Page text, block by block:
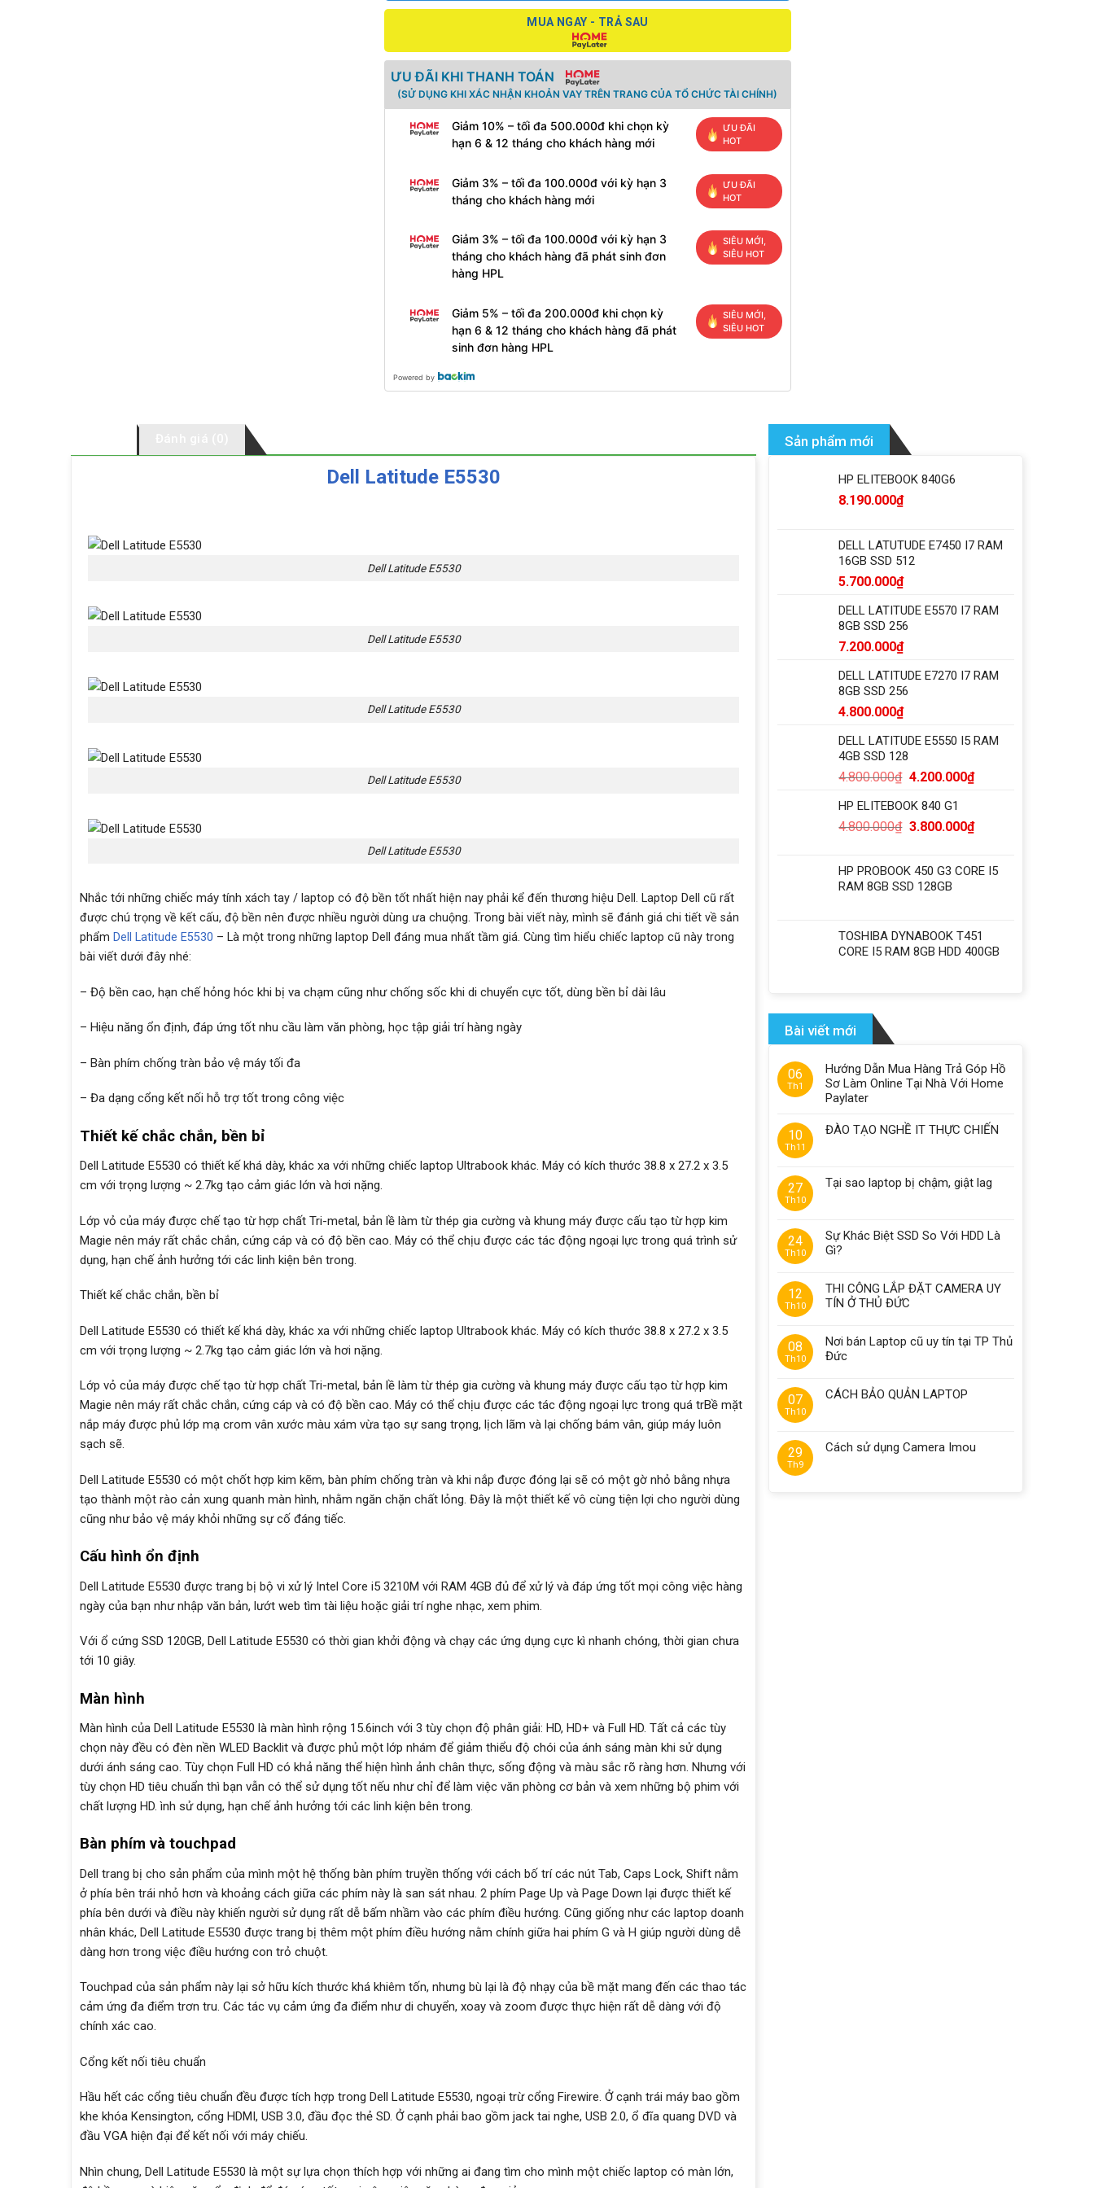
MUA NGAY - TRẢ SAU
ƯU ĐÃI KHI THANH TOÁN
(SỬ DỤNG KHI XÁC NHẬN KHOẢN VAY TRÊN TRANG CỦA TỔ CHỨC TÀI CHÍNH)
Giảm 10% – tối đa 500.000đ khi chọn kỳ
hạn 6 & 12 tháng cho khách hàng mới
ƯU ĐÃI
HOT
Giảm 3% – tối đa 100.000đ với kỳ hạn 3
tháng cho khách hàng mới
ƯU ĐÃI
HOT
Giảm 3% – tối đa 100.000đ với kỳ hạn 3
tháng cho khách hàng đã phát sinh đơn
hàng HPL
SIÊU MỚI,
SIÊU HOT
Giảm 5% – tối đa 200.000đ khi chọn kỳ
hạn 6 & 12 tháng cho khách hàng đã phát
sinh đơn hàng HPL
SIÊU MỚI,
SIÊU HOT
Powered by
Dell Latitude E5530
Dell Latitude E5530
Dell Latitude E5530
Dell Latitude E5530
Dell Latitude E5530
Dell Latitude E5530
Nhắc tới những chiếc máy tính xách tay / laptop có độ bền tốt nhất hiện nay phải kể đến thương hiệu Dell. Laptop Dell cũ rất
được chú trọng về kết cấu, độ bền nên được nhiều người dùng ưa chuộng. Trong bài viết này, mình sẽ đánh giá chi tiết về sản
phẩm Dell Latitude E5530 – Là một trong những laptop Dell đáng mua nhất tầm giá. Cùng tìm hiểu chiếc laptop cũ này trong
bài viết dưới đây nhé:
– Độ bền cao, hạn chế hỏng hóc khi bị va chạm cũng như chống sốc khi di chuyển cực tốt, dùng bền bỉ dài lâu
– Hiệu năng ổn định, đáp ứng tốt nhu cầu làm văn phòng, học tập giải trí hàng ngày
– Bàn phím chống tràn bảo vệ máy tối đa
– Đa dạng cổng kết nối hỗ trợ tốt trong công việc
Thiết kế chắc chắn, bền bỉ
Dell Latitude E5530 có thiết kế khá dày, khác xa với những chiếc laptop Ultrabook khác. Máy có kích thước 38.8 x 27.2 x 3.5
cm với trọng lượng ~ 2.7kg tạo cảm giác lớn và hơi nặng.
Lớp vỏ của máy được chế tạo từ hợp chất Tri-metal, bản lề làm từ thép gia cường và khung máy được cấu tạo từ hợp kim
Magie nên máy rất chắc chắn, cứng cáp và có độ bền cao. Máy có thể chịu được các tác động ngoại lực trong quá trình sử
dụng, hạn chế ảnh hưởng tới các linh kiện bên trong.
Thiết kế chắc chắn, bền bỉ
Dell Latitude E5530 có thiết kế khá dày, khác xa với những chiếc laptop Ultrabook khác. Máy có kích thước 38.8 x 27.2 x 3.5
cm với trọng lượng ~ 2.7kg tạo cảm giác lớn và hơi nặng.
Lớp vỏ của máy được chế tạo từ hợp chất Tri-metal, bản lề làm từ thép gia cường và khung máy được cấu tạo từ hợp kim
Magie nên máy rất chắc chắn, cứng cáp và có độ bền cao. Máy có thể chịu được các tác động ngoại lực trong quá trBề mặt
nắp máy được phủ lớp mạ crom vân xước màu xám vừa tạo sự sang trọng, lịch lãm và lại chống bám vân, giúp máy luôn
sạch sẽ.
Dell Latitude E5530 có một chốt hợp kim kẽm, bàn phím chống tràn và khi nắp được đóng lại sẽ có một gờ nhỏ bằng nhựa
tạo thành một rào cản xung quanh màn hình, nhằm ngăn chặn chất lỏng. Đây là một thiết kế vô cùng tiện lợi cho người dùng
cũng như bảo vệ máy khỏi những sự cố đáng tiếc.
Cấu hình ổn định
Dell Latitude E5530 được trang bị bộ vi xử lý Intel Core i5 3210M với RAM 4GB đủ để xử lý và đáp ứng tốt mọi công việc hàng
ngày của bạn như nhập văn bản, lướt web tìm tài liệu hoặc giải trí nghe nhạc, xem phim.
Với ổ cứng SSD 120GB, Dell Latitude E5530 có thời gian khởi động và chạy các ứng dụng cực kì nhanh chóng, thời gian chưa
tới 10 giây.
Màn hình
Màn hình của Dell Latitude E5530 là màn hình rộng 15.6inch với 3 tùy chọn độ phân giải: HD, HD+ và Full HD. Tất cả các tùy
chọn này đều có đèn nền WLED Backlit và được phủ một lớp nhám để giảm thiểu độ chói của ánh sáng màn khi sử dụng
dưới ánh sáng cao. Tùy chọn Full HD có khả năng thể hiện hình ảnh chân thực, sống động và màu sắc rõ ràng hơn. Nhưng với
tùy chọn HD tiêu chuẩn thì bạn vẫn có thể sử dụng tốt nếu như chỉ để làm việc văn phòng cơ bản và xem những bộ phim với
chất lượng HD. ình sử dụng, hạn chế ảnh hưởng tới các linh kiện bên trong.
Bàn phím và touchpad
Dell trang bị cho sản phẩm của mình một hệ thống bàn phím truyền thống với cách bố trí các nút Tab, Caps Lock, Shift nằm
ở phía bên trái nhỏ hơn và khoảng cách giữa các phím này là san sát nhau. 2 phím Page Up và Page Down lại được thiết kế
phía bên dưới và điều này khiến người sử dụng rất dễ bấm nhầm vào các phím điều hướng. Cũng giống như các laptop doanh
nhân khác, Dell Latitude E5530 được trang bị thêm một phím điều hướng nằm chính giữa hai phím G và H giúp người dùng dễ
dàng hơn trong việc điều hướng con trỏ chuột.
Touchpad của sản phẩm này lại sở hữu kích thước khá khiêm tốn, nhưng bù lại là độ nhạy của bề mặt mang đến các thao tác
cảm ứng đa điểm trơn tru. Các tác vụ cảm ứng đa điểm như di chuyển, xoay và zoom được thực hiện rất dễ dàng với độ
chính xác cao.
Cổng kết nối tiêu chuẩn
Hầu hết các cổng tiêu chuẩn đều được tích hợp trong Dell Latitude E5530, ngoại trừ cổng Firewire. Ở cạnh trái máy bao gồm
khe khóa Kensington, cổng HDMI, USB 3.0, đầu đọc thẻ SD. Ở cạnh phải bao gồm jack tai nghe, USB 2.0, ổ đĩa quang DVD và
đầu VGA hiện đại để kết nối với máy chiếu.
Nhìn chung, Dell Latitude E5530 là một sự lựa chọn thích hợp với những ai đang tìm cho mình một chiếc laptop có màn lớn,
Sản phẩm mới
HP ELITEBOOK 840G6
8.190.000₫
DELL LATUTUDE E7450 I7 RAM
16GB SSD 512
5.700.000₫
DELL LATITUDE E5570 I7 RAM
8GB SSD 256
7.200.000₫
DELL LATITUDE E7270 I7 RAM
8GB SSD 256
4.800.000₫
DELL LATITUDE E5550 I5 RAM
4GB SSD 128
4.800.000₫ 4.200.000₫
HP ELITEBOOK 840 G1
4.800.000₫ 3.800.000₫
HP PROBOOK 450 G3 CORE I5
RAM 8GB SSD 128GB
TOSHIBA DYNABOOK T451
CORE I5 RAM 8GB HDD 400GB
Bài viết mới
06
Th1
Hướng Dẫn Mua Hàng Trả Góp Hồ
Sơ Làm Online Tại Nhà Với Home
Paylater
10
Th11
ĐÀO TẠO NGHỀ IT THỰC CHIẾN
27
Th10
Tại sao laptop bị chậm, giật lag
24
Th10
Sự Khác Biệt SSD So Với HDD Là
Gì?
12
Th10
THI CÔNG LẮP ĐẶT CAMERA UY
TÍN Ở THỦ ĐỨC
08
Th10
Nơi bán Laptop cũ uy tín tại TP Thủ
Đức
07
Th10
CÁCH BẢO QUẢN LAPTOP
29
Th9
Cách sử dụng Camera Imou